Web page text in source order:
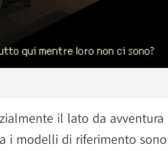
il lato da avventura
i modelli di riferimento sono